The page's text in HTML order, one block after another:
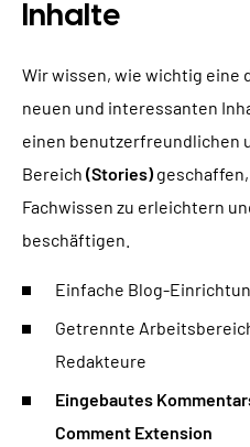
Inhalte
Wir wissen, wie wichtig eine
neuen und interessanten
einen benutzerfreundlichen
Bereich (Stories)
Fachwissen zu erleichtern
beschäftigen.
Einfache Blog-
Getrennte
Redakteure
Eingebautes
Comment Extension